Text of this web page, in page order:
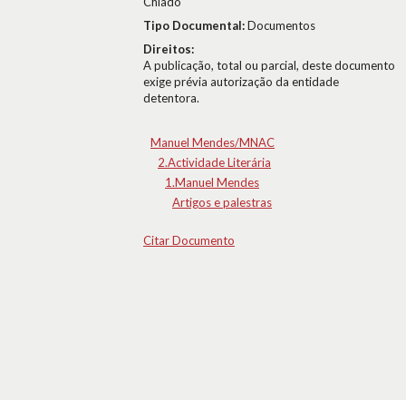
Tipo Documental:Documentos
Direitos:
A publicação, total ou parcial, deste documento
exige prévia autorização da entidade
detentora.
Manuel Mendes/MNAC
2.Actividade Literária
1.Manuel Mendes
Artigos e palestras
Citar Documento